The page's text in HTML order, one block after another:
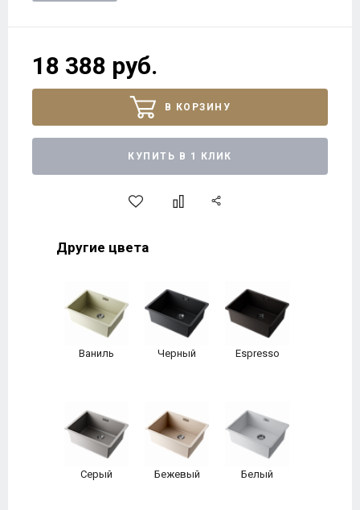
18 388 руб.
В КОРЗИНУ
КУПИТЬ В 1 КЛИК
Другие цвета
Ваниль Черный Espresso
Серый Бежевый Белый